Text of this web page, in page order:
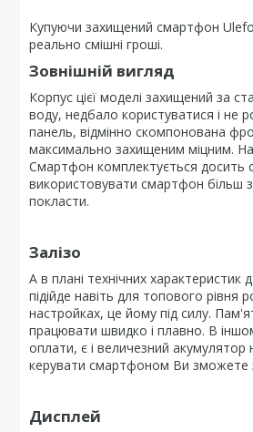
Купуючи захищений смартфон
реально смішні гроші.
Зовнішній вигляд
Корпус цієї моделі захищений за
воду, недбало користуватися і не
панель, відмінно скомпонована
максимально захищеним міцним. На
Смартфон комплектується досить
використовувати смартфон більш
покласти.
Залізо
А в плані технічних
підійде навіть для топового
настройках, це йому під силу.
працювати швидко і плавно. В
оплати, є і величезний акумулятор
керувати смартфоном Ви зможете
Дисплей